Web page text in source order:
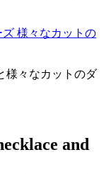
様々なカットのダ
and